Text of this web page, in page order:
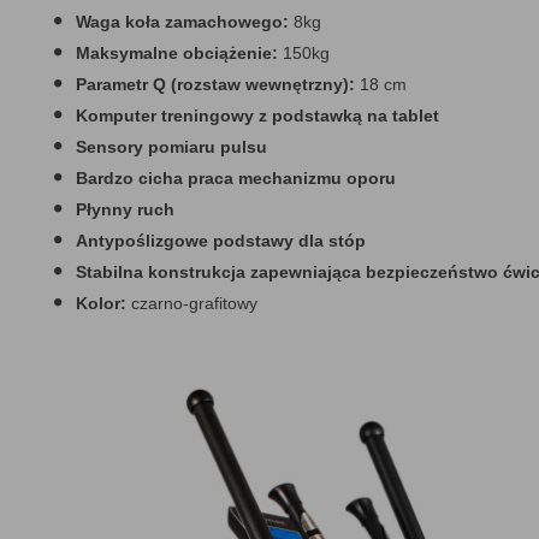
Waga koła zamachowego: 8kg
Maksymalne obciążenie: 150kg
Parametr Q (rozstaw wewnętrzny): 18 cm
Komputer treningowy z podstawką na tablet
Sensory pomiaru pulsu
Bardzo cicha praca mechanizmu oporu
Płynny ruch
Antypoślizgowe podstawy dla stóp
Stabilna konstrukcja zapewniająca bezpieczeństwo
Kolor: czarno-grafitowy